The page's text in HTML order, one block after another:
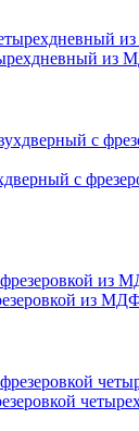
из
с
из